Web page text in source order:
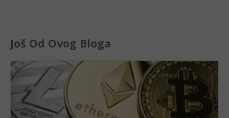
Još Od Ovog Bloga